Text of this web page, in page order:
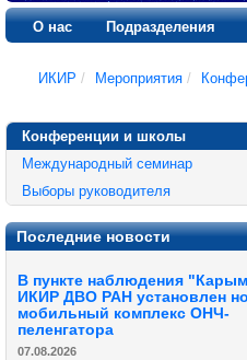
О нас Подразделения
ИКИР / Мероприятия /
Конференции и школы
Международный семинар
Выборы руководителя
Последние новости
В пункте наблюдения
ИКИР ДВО РАН установлен
мобильный комплекс ОНЧ-
пеленгатора
07.08.2026